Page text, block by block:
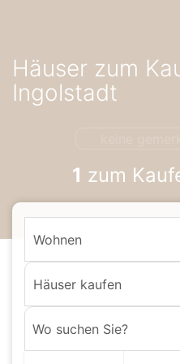
zur
Navigation
zum
Häuser zum
Ingolstadt
1 zum
Wohnen
Häuser kaufen